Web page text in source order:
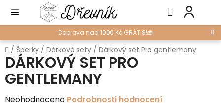
obsah
Doprava nad 1000 Kč GRÁTIS!🎁
Hledat
Domů
/ Šperky / Dárkové sety / Dárkový set Pro gentlemany
DÁRKOVÝ SET PRO
GENTLEMANY
Průměrné
Neohodnoceno Podrobnosti hodnocení